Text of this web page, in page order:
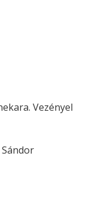
Vezényel
Sándor